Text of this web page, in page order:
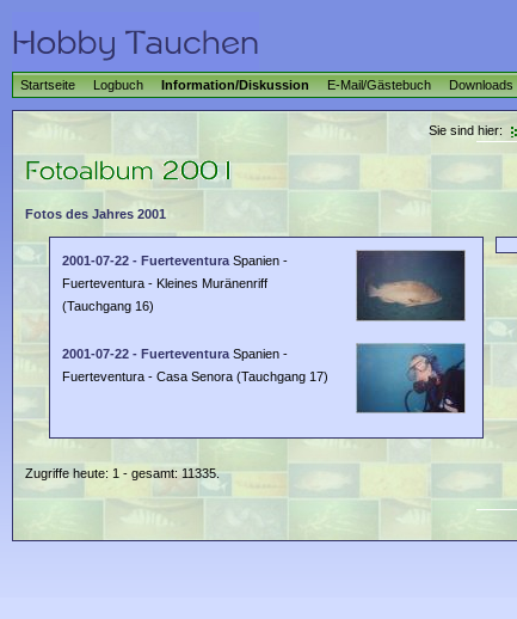
Startseite Logbuch Information/Diskussion E-Mail/Gästebuch Downloads
Sie sind hier:
Fotos des Jahres 2001
2001-07-22 - Fuerteventura Spanien -
Fuerteventura - Kleines Muränenriff
(Tauchgang 16)
2001-07-22 - Fuerteventura Spanien -
Fuerteventura - Casa Senora (Tauchgang 17)
Zugriffe heute: 1 - gesamt: 11335.